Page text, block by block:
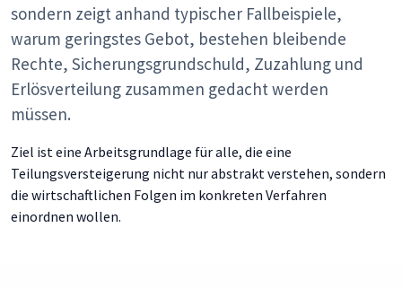
sondern zeigt anhand typischer Fallbeispiele,
warum geringstes Gebot, bestehen bleibende
Rechte, Sicherungsgrundschuld, Zuzahlung und
Erlösverteilung zusammen gedacht werden
müssen.
Ziel ist eine Arbeitsgrundlage für alle, die eine
Teilungsversteigerung nicht nur abstrakt verstehen, sondern
die wirtschaftlichen Folgen im konkreten Verfahren
einordnen wollen.